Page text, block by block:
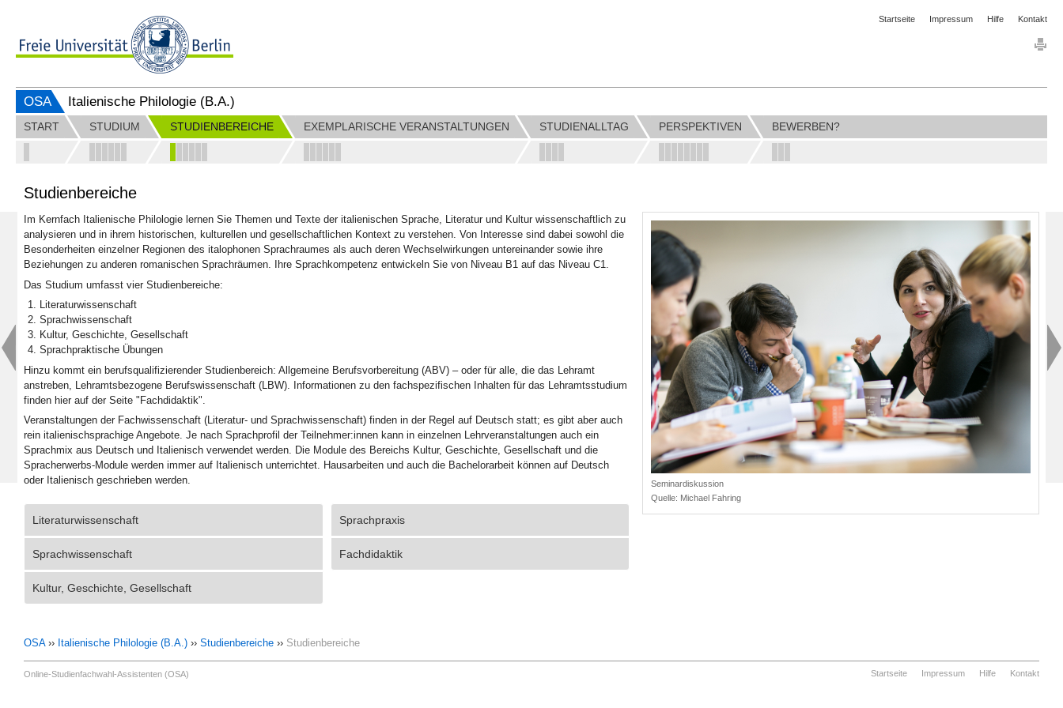
Startseite Impressum Hilfe Kontakt
OSA Italienische Philologie (B.A.)
START STUDIUM STUDIENBEREICHE EXEMPLARISCHE VERANSTALTUNGEN STUDIENALLTAG PERSPEKTIVEN BEWERBEN?
Studienbereiche
Im Kernfach Italienische Philologie lernen Sie Themen und Texte der italienischen Sprache, Literatur und Kultur wissenschaftlich zu
analysieren und in ihrem historischen, kulturellen und gesellschaftlichen Kontext zu verstehen. Von Interesse sind dabei sowohl die
Besonderheiten einzelner Regionen des italophonen Sprachraumes als auch deren Wechselwirkungen untereinander sowie ihre
Beziehungen zu anderen romanischen Sprachräumen. Ihre Sprachkompetenz entwickeln Sie von Niveau B1 auf das Niveau C1.
Das Studium umfasst vier Studienbereiche:
Literaturwissenschaft
Sprachwissenschaft
Kultur, Geschichte, Gesellschaft
Sprachpraktische Übungen
Hinzu kommt ein berufsqualifizierender Studienbereich: Allgemeine Berufsvorbereitung (ABV) – oder für alle, die das Lehramt
anstreben, Lehramtsbezogene Berufswissenschaft (LBW). Informationen zu den fachspezifischen Inhalten für das Lehramtsstudium
finden hier auf der Seite "Fachdidaktik".
Veranstaltungen der Fachwissenschaft (Literatur- und Sprachwissenschaft) finden in der Regel auf Deutsch statt; es gibt aber auch
rein italienischsprachige Angebote. Je nach Sprachprofil der Teilnehmer:innen kann in einzelnen Lehrveranstaltungen auch ein
Sprachmix aus Deutsch und Italienisch verwendet werden. Die Module des Bereichs Kultur, Geschichte, Gesellschaft und die
Spracherwerbs-Module werden immer auf Italienisch unterrichtet. Hausarbeiten und auch die Bachelorarbeit können auf Deutsch
oder Italienisch geschrieben werden.
Literaturwissenschaft
Sprachwissenschaft
Kultur, Geschichte, Gesellschaft
Sprachpraxis
Fachdidaktik
Seminardiskussion
Quelle: Michael Fahring
OSA›› Italienische Philologie (B.A.) ›› Studienbereiche ›› Studienbereiche
Online-Studienfachwahl-Assistenten (OSA) Startseite Impressum Hilfe Kontakt